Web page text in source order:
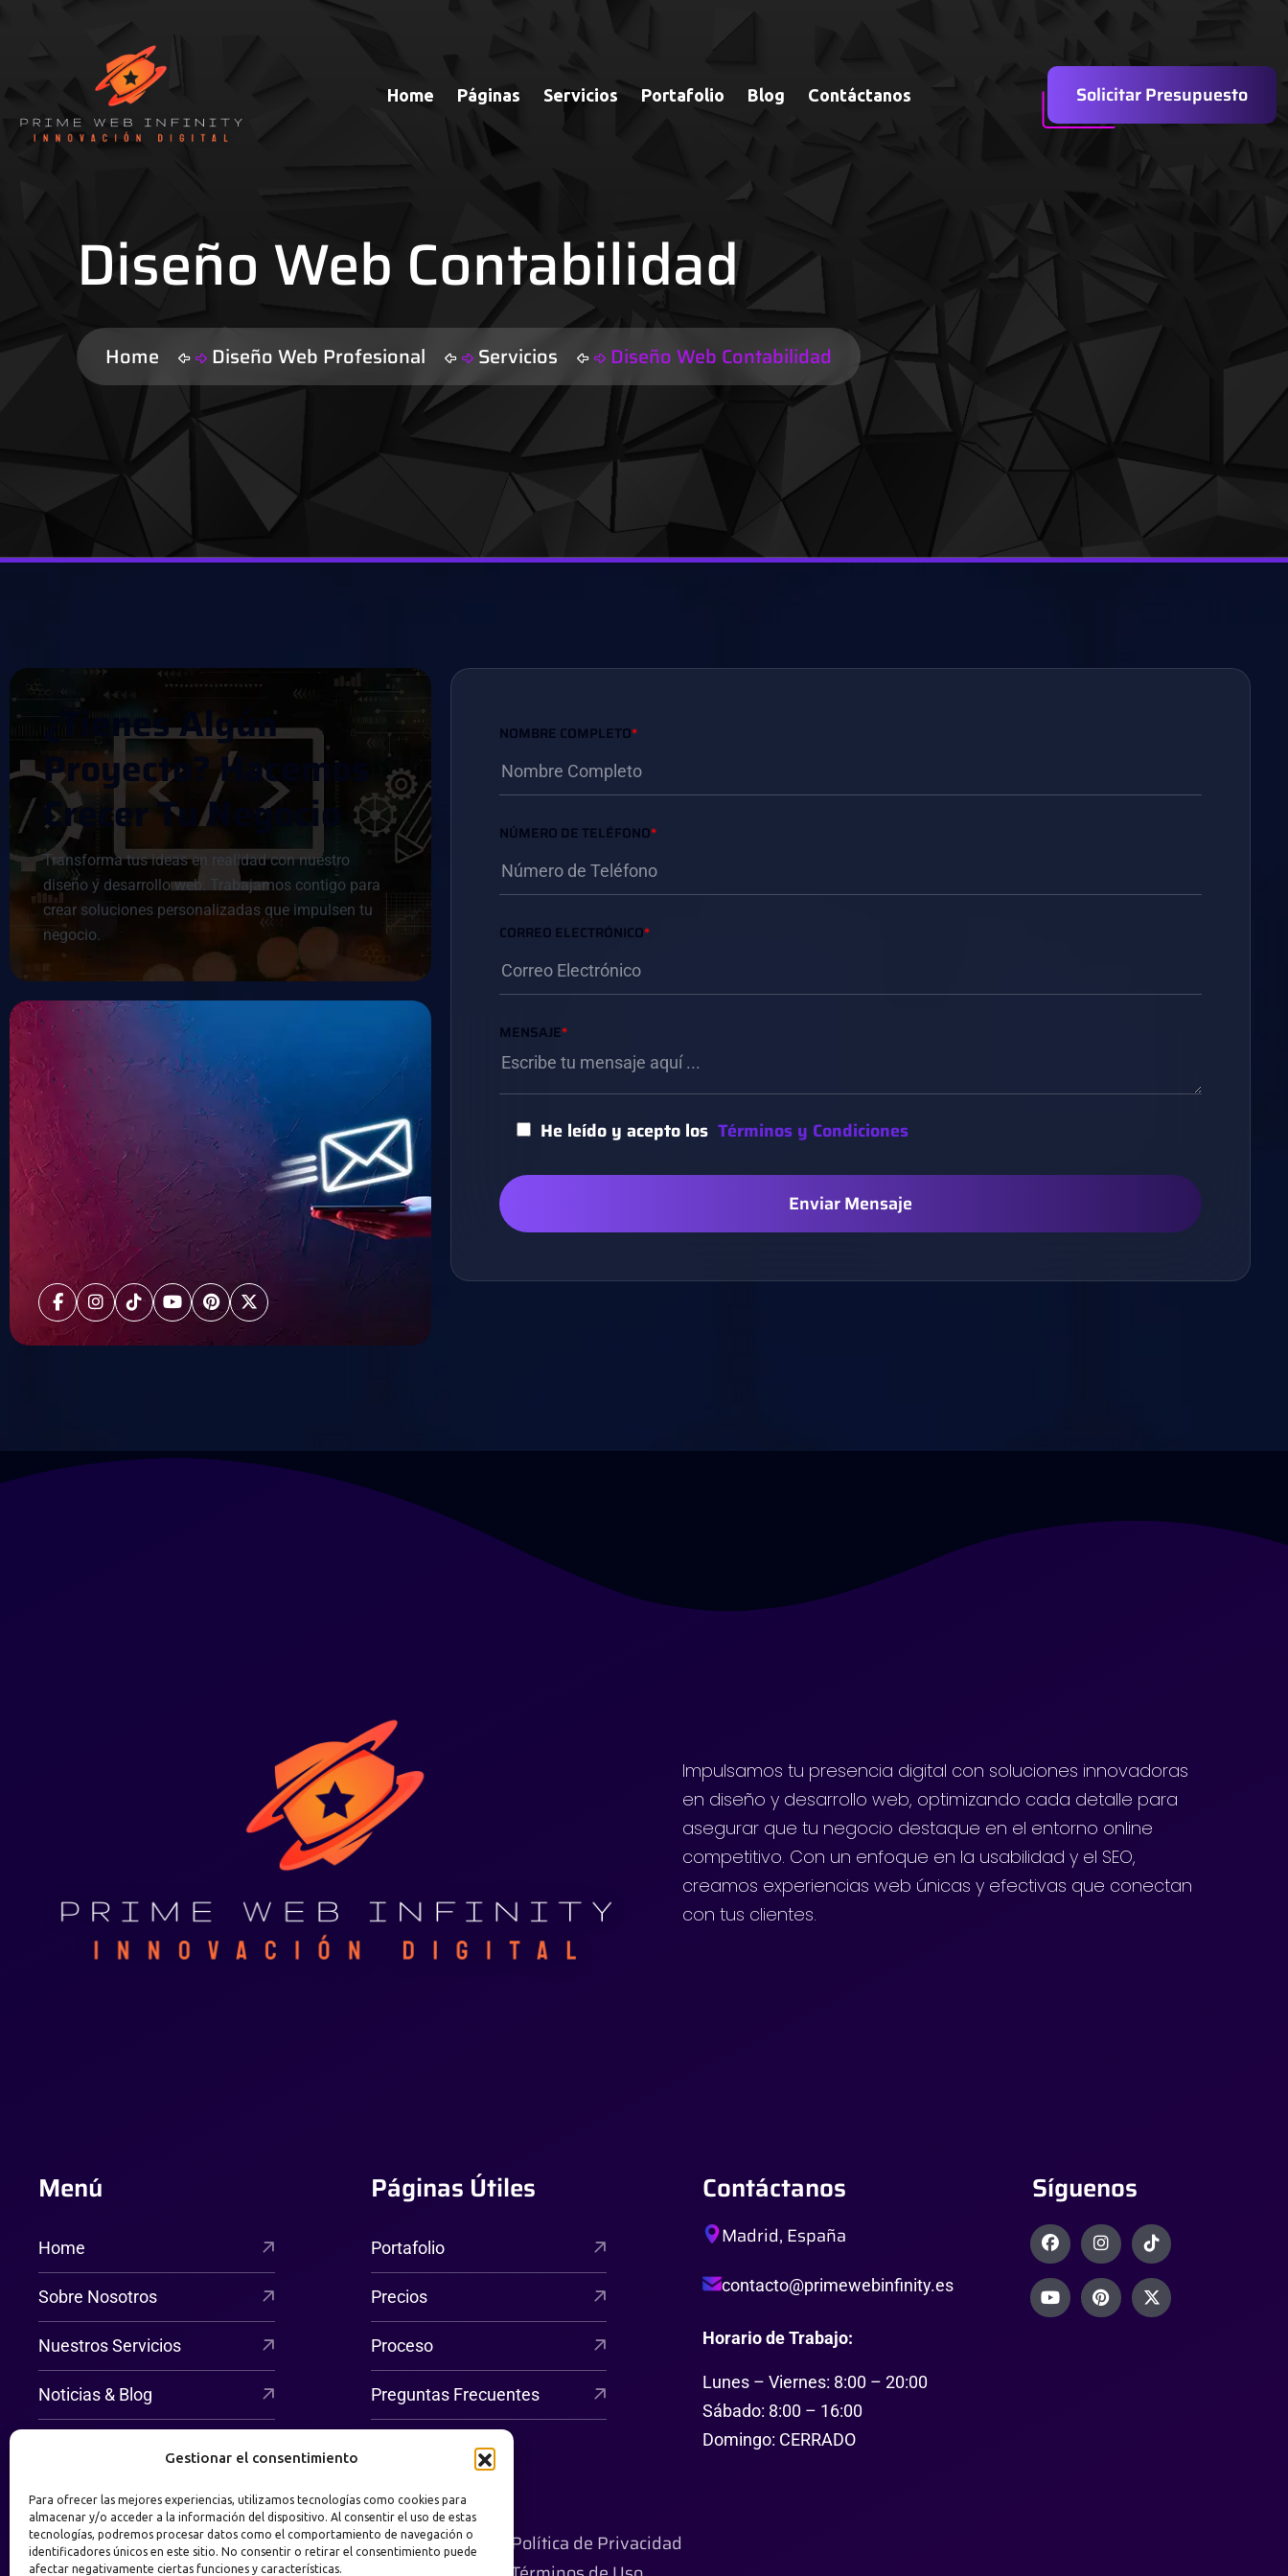
Gestionar el consentimiento
Para ofrecer las mejores experiencias, utilizamos tecnologías como cookies para
almacenar y/o acceder a la información del dispositivo. Al consentir el uso de estas
tecnologías, podremos procesar datos como el comportamiento de navegación o
identificadores únicos en este sitio. No consentir o retirar el consentimiento puede
afectar negativamente ciertas funciones y características.
Home Páginas Servicios Portafolio Blog Contáctanos Solicitar Presupuesto
Diseño Web Contabilidad
Home Diseño Web Profesional Servicios Diseño Web Contabilidad
T NESALGÚN
PROYECTO ?H ACE MO
CRECE RTU N GO IO
Transforma tus ideas en realidad con nuestro
diseño y desarrollo web. Trabajamos contigo para
crear soluciones personalizadas que impulsen tu
negocio.
NOMBRE COMPLETO*
NÚMERO DE TELÉFONO*
CORREO ELECTRÓNICO*
MENSAJE*
He leído y acepto los Términos y Condiciones
Enviar Mensaje
Impulsamos tu presencia digital con soluciones innovadoras
en diseño y desarrollo web, optimizando cada detalle para
asegurar que tu negocio destaque en el entorno online
competitivo. Con un enfoque en la usabilidad y el SEO,
creamos experiencias web únicas y efectivas que conectan
con tus clientes.
Menú
Home
Sobre Nosotros
Nuestros Servicios
Noticias & Blog
Páginas Útiles
Portafolio
Precios
Proceso
Preguntas Frecuentes
Contáctanos
Madrid, España
contacto@primewebinfinity.es
Horario de Trabajo:
Lunes – Viernes: 8:00 – 20:00
Sábado: 8:00 – 16:00
Domingo: CERRADO
Síguenos
Política de Privacidad